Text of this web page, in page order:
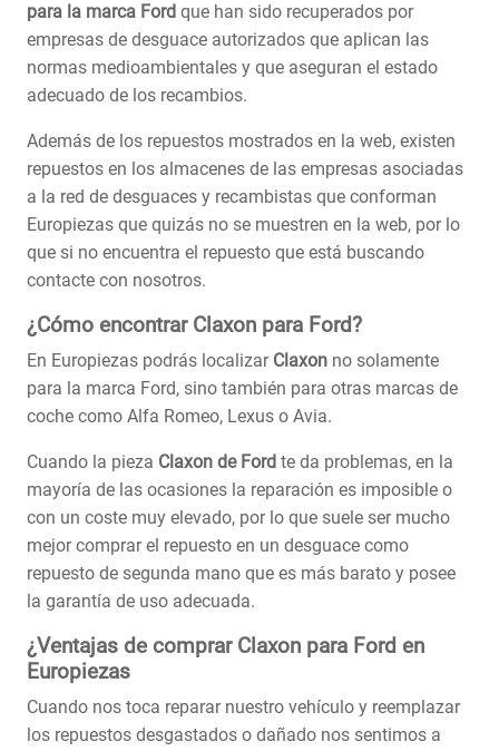
para la marca Ford que han sido recuperados por
empresas de desguace autorizados que aplican las
normas medioambientales y que aseguran el estado
adecuado de los recambios.
Además de los repuestos mostrados en la web, existen
repuestos en los almacenes de las empresas asociadas
a la red de desguaces y recambistas que conforman
Europiezas que quizás no se muestren en la web, por lo
que si no encuentra el repuesto que está buscando
contacte con nosotros.
¿Cómo encontrar Claxon para Ford?
En Europiezas podrás localizar Claxon no solamente
para la marca Ford, sino también para otras marcas de
coche como Alfa Romeo, Lexus o Avia.
Cuando la pieza Claxon de Ford te da problemas, en la
mayoría de las ocasiones la reparación es imposible o
con un coste muy elevado, por lo que suele ser mucho
mejor comprar el repuesto en un desguace como
repuesto de segunda mano que es más barato y posee
la garantía de uso adecuada.
¿Ventajas de comprar Claxon para Ford en
Europiezas
Cuando nos toca reparar nuestro vehículo y reemplazar
los repuestos desgastados o dañado nos sentimos a